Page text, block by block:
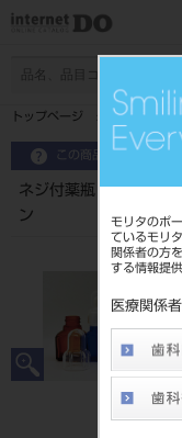
モリタのポ
ているモリ
関係者の方
する情報提
医療関係
トップページ ネジ付薬瓶
この商品に関するお問
ネジ付薬瓶 スポイト
ン